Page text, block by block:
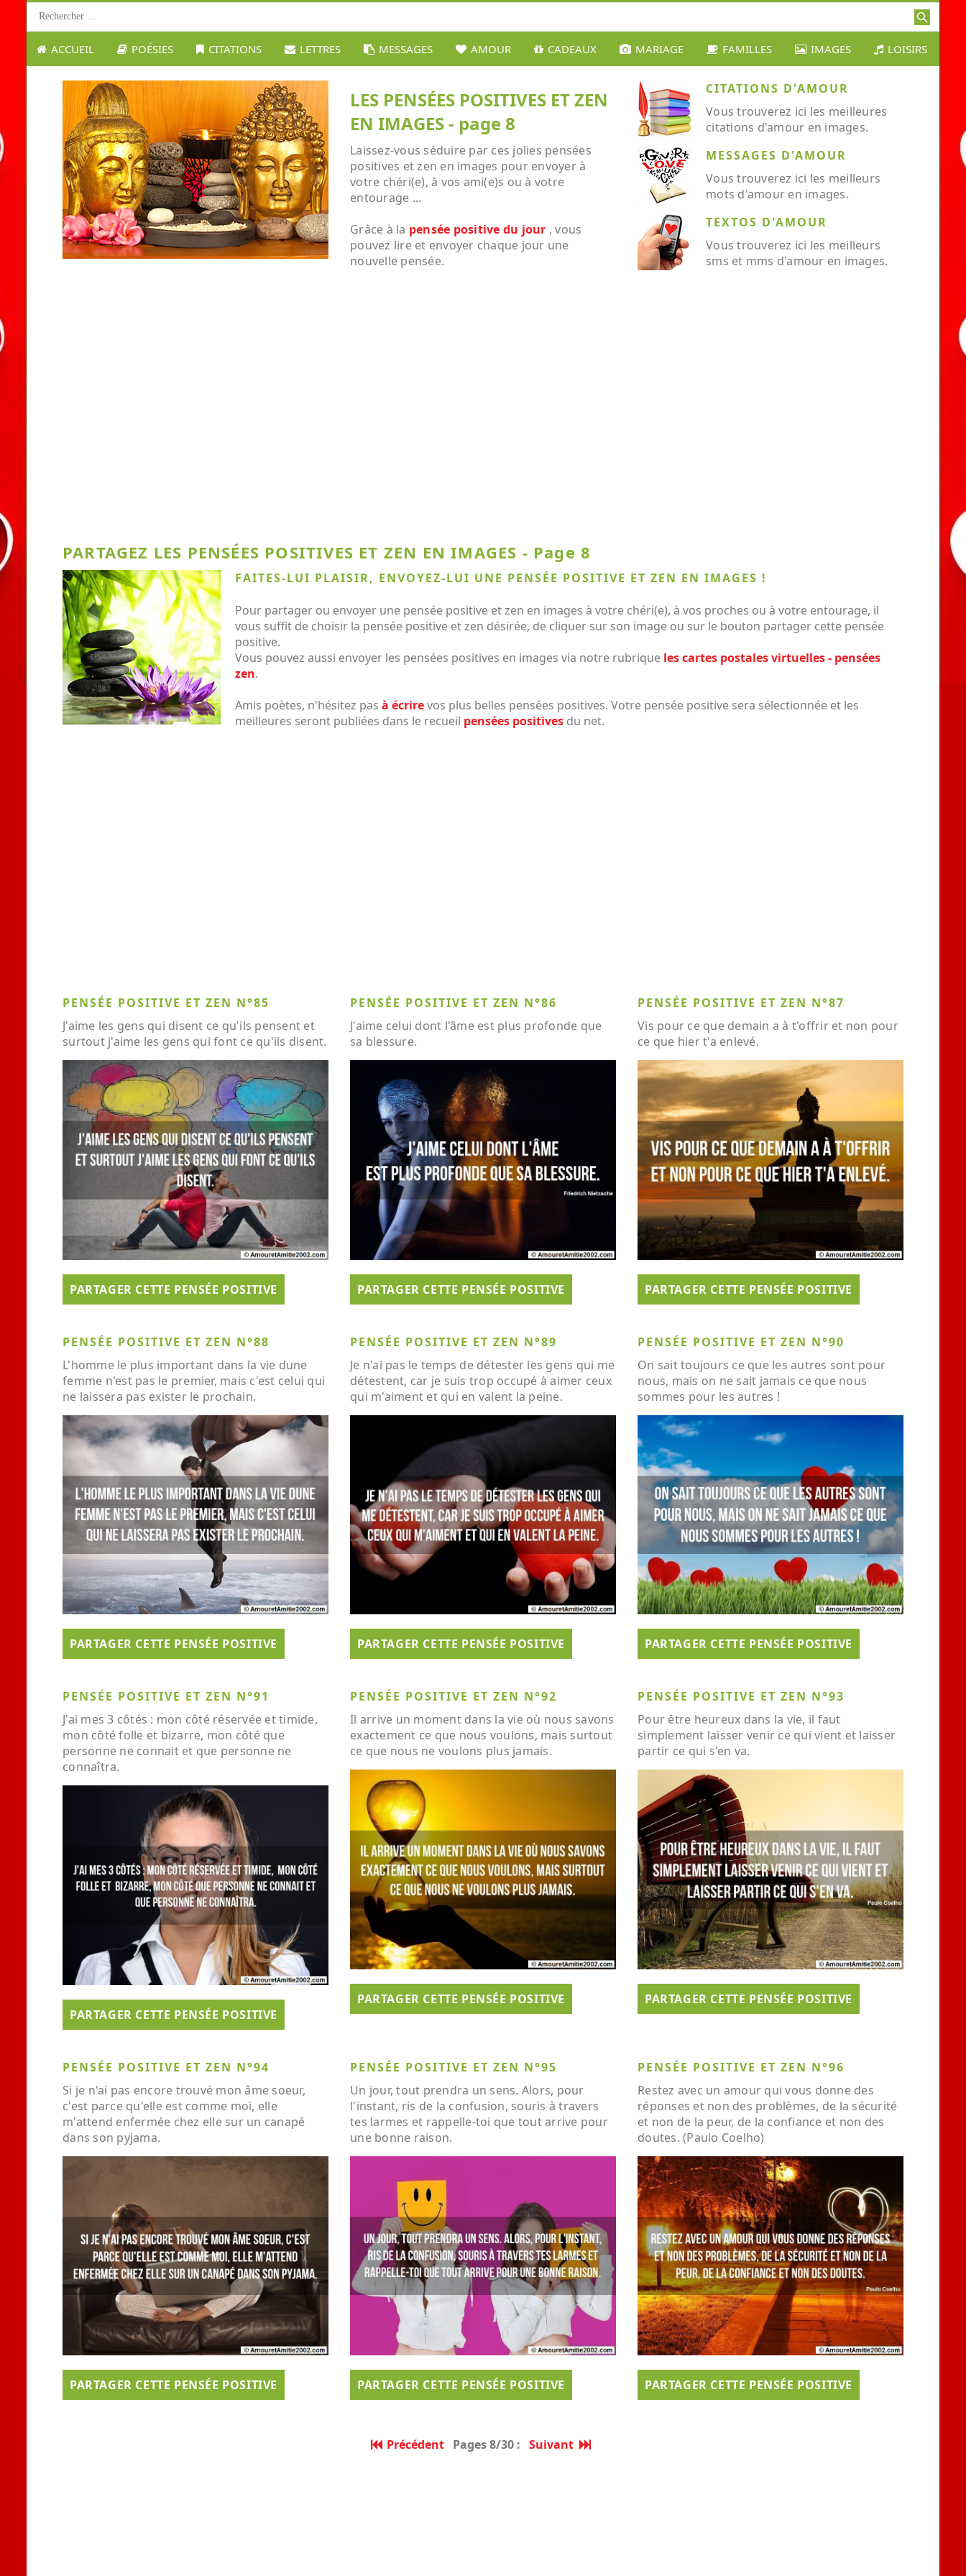
ACCUEIL POÉSIES CITATIONS LETTRES MESSAGES AMOUR CADEAUX MARIAGE FAMILLES IMAGES LOISIRS
LES PENSÉES POSITIVES ET ZEN
EN IMAGES - page 8
Laissez-vous séduire par ces jolies pensées
positives et zen en images pour envoyer à
votre chéri(e), à vos ami(e)s ou à votre
entourage ...
Grâce à la pensée positive du jour , vous
pouvez lire et envoyer chaque jour une
nouvelle pensée.
CITATIONS D'AMOUR
Vous trouverez ici les meilleures
citations d'amour en images.
MESSAGES D'AMOUR
Vous trouverez ici les meilleurs
mots d'amour en images.
TEXTOS D'AMOUR
Vous trouverez ici les meilleurs
sms et mms d'amour en images.
PARTAGEZ LES PENSÉES POSITIVES ET ZEN EN IMAGES - Page 8
FAITES-LUI PLAISIR, ENVOYEZ-LUI UNE PENSÉE POSITIVE ET ZEN EN IMAGES !
Pour partager ou envoyer une pensée positive et zen en images à votre chéri(e), à vos proches ou à votre entourage, il
vous suffit de choisir la pensée positive et zen désirée, de cliquer sur son image ou sur le bouton partager cette pensée
positive.
Vous pouvez aussi envoyer les pensées positives en images via notre rubrique les cartes postales virtuelles - pensées
zen.
Amis poètes, n'hésitez pas à écrirevos plus belles pensées positives. Votre pensée positive sera sélectionnée et les
meilleures seront publiées dans le recueil pensées positives du net.
PENSÉE POSITIVE ET ZEN N°85
J'aime les gens qui disent ce qu'ils pensent et
surtout j'aime les gens qui font ce qu'ils disent.
PARTAGER CETTE PENSÉE POSITIVE
PENSÉE POSITIVE ET ZEN N°86
J'aime celui dont l'âme est plus profonde que
sa blessure.
PARTAGER CETTE PENSÉE POSITIVE
PENSÉE POSITIVE ET ZEN N°87
Vis pour ce que demain a à t'offrir et non pour
ce que hier t'a enlevé.
PARTAGER CETTE PENSÉE POSITIVE
PENSÉE POSITIVE ET ZEN N°88
L'homme le plus important dans la vie dune
femme n'est pas le premier, mais c'est celui qui
ne laissera pas exister le prochain.
PARTAGER CETTE PENSÉE POSITIVE
PENSÉE POSITIVE ET ZEN N°89
Je n'ai pas le temps de détester les gens qui me
détestent, car je suis trop occupé à aimer ceux
qui m'aiment et qui en valent la peine.
PARTAGER CETTE PENSÉE POSITIVE
PENSÉE POSITIVE ET ZEN N°90
On sait toujours ce que les autres sont pour
nous, mais on ne sait jamais ce que nous
sommes pour les autres !
PARTAGER CETTE PENSÉE POSITIVE
PENSÉE POSITIVE ET ZEN N°91
J'ai mes 3 côtés : mon côté réservée et timide,
mon côté folle et bizarre, mon côté que
personne ne connait et que personne ne
connaîtra.
PARTAGER CETTE PENSÉE POSITIVE
PENSÉE POSITIVE ET ZEN N°92
Il arrive un moment dans la vie où nous savons
exactement ce que nous voulons, mais surtout
ce que nous ne voulons plus jamais.
PARTAGER CETTE PENSÉE POSITIVE
PENSÉE POSITIVE ET ZEN N°93
Pour être heureux dans la vie, il faut
simplement laisser venir ce qui vient et laisser
partir ce qui s'en va.
PARTAGER CETTE PENSÉE POSITIVE
PENSÉE POSITIVE ET ZEN N°94
Si je n'ai pas encore trouvé mon âme soeur,
c'est parce qu'elle est comme moi, elle
m'attend enfermée chez elle sur un canapé
dans son pyjama.
PARTAGER CETTE PENSÉE POSITIVE
PENSÉE POSITIVE ET ZEN N°95
Un jour, tout prendra un sens. Alors, pour
l'instant, ris de la confusion, souris à travers
tes larmes et rappelle-toi que tout arrive pour
une bonne raison.
PARTAGER CETTE PENSÉE POSITIVE
PENSÉE POSITIVE ET ZEN N°96
Restez avec un amour qui vous donne des
réponses et non des problèmes, de la sécurité
et non de la peur, de la confiance et non des
doutes. (Paulo Coelho)
PARTAGER CETTE PENSÉE POSITIVE
Précédent Pages 8/30 : Suivant